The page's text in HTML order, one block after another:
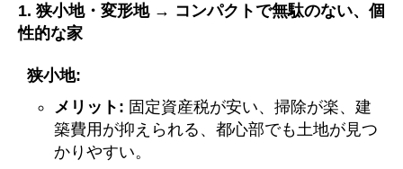
1. 狭小地・変形地 → コンパクトで無駄のない、個
性的な家
狭小地:
メリット: 固定資産税が安い、掃除が楽、建
築費用が抑えられる、都心部でも土地が見つ
かりやすい。